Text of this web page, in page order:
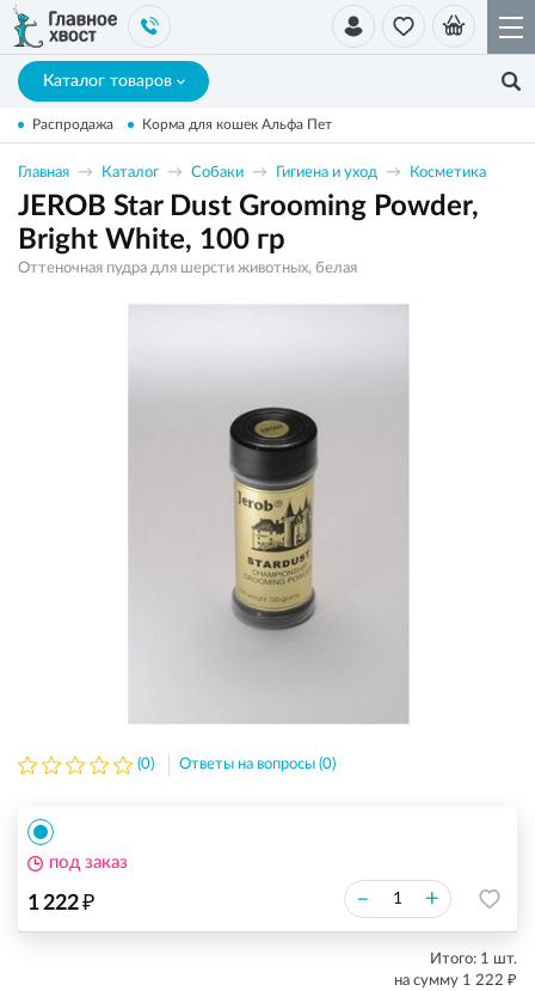
Каталог товаров
Распродажа Корма для кошек Альфа Пет
Главная Каталог Собаки Гигиена и уход Косметика
JEROB Star Dust Grooming Powder,
Bright White, 100 гр
Оттеночная пудра для шерсти животных, белая
(0) Ответы на вопросы (0)
1 222₽ – +
под заказ
Итого: 1 шт.
на сумму 1 222 ₽